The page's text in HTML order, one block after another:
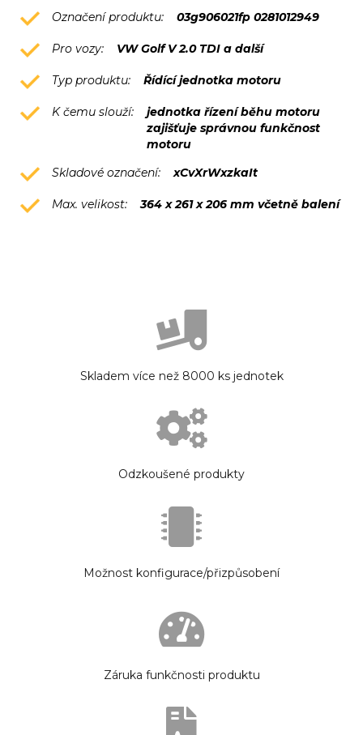
Označení produktu: 03g906021fp 0281012949
Pro vozy: VW Golf V 2.0 TDI a další
Typ produktu: Řídící jednotka motoru
K čemu slouží:
jednotka řízení běhu motoru
zajišťuje správnou funkčnost
motoru
Skladové označení:
xCvXrWxzkaIt
Max. velikost: 364 x 261 x 206 mm včetně balení
Skladem více než 8000 ks jednotek
Odzkoušené produkty
Možnost konfigurace/přizpůsobení
Záruka funkčnosti produktu